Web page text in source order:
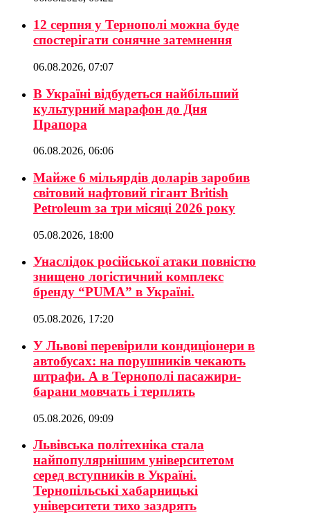
12 серпня у Тернополі можна буде
спостерігати сонячне затемнення
06.08.2026, 07:07
В Україні відбудеться найбільший
культурний марафон до Дня
Прапора
06.08.2026, 06:06
Майже 6 мільярдів доларів заробив
світовий нафтовий гігант British
Petroleum за три місяці 2026 року
05.08.2026, 18:00
Унаслідок російської атаки повністю
знищено логістичний комплекс
бренду “PUMA” в Україні.
05.08.2026, 17:20
У Львові перевірили кондиціонери в
автобусах: на порушників чекають
штрафи. А в Тернополі пасажири-
барани мовчать і терплять
05.08.2026, 09:09
Львівська політехніка стала
найпопулярнішим університетом
серед вступників в Україні.
Тернопільські хабарницькі
університети тихо заздрять